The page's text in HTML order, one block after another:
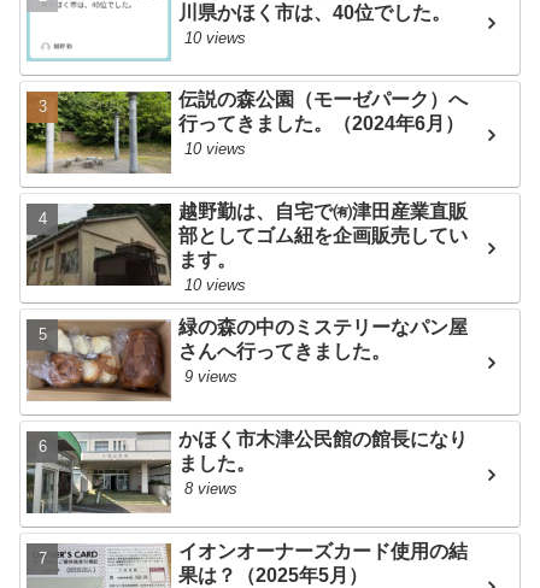
川県かほく市は、40位でした。
10 views
伝説の森公園（モーゼパーク）へ
行ってきました。（2024年6月）
10 views
越野勤は、自宅で㈲津田産業直販
部としてゴム紐を企画販売してい
ます。
10 views
緑の森の中のミステリーなパン屋
さんへ行ってきました。
9 views
かほく市木津公民館の館長になり
ました。
8 views
イオンオーナーズカード使用の結
果は？（2025年5月）